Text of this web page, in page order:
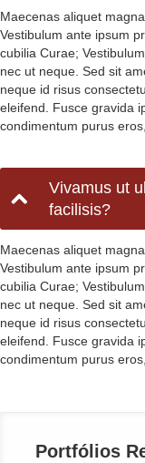
Maecenas aliquet
Vestibulum ante ipsum
cubilia Curae;
nec ut neque. Sed sit
neque id risus
eleifend. Fusce gravida
condimentum purus
Vivamus ut
facilisis?
Maecenas aliquet
Vestibulum ante ipsum
cubilia Curae;
nec ut neque. Sed sit
neque id risus
eleifend. Fusce gravida
condimentum purus
Portfólios